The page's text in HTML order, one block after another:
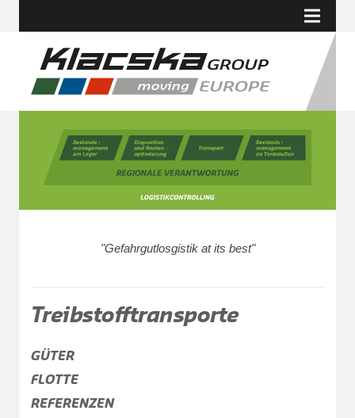
Startseite
Unternehmen
Dienstleistungen
Treibstofftransporte
Gastransporte
Lebensmitteltransporte
"Gefahrgutlosgistik at its best"
Treibstofftransporte
GÜTER
FLOTTE
REFERENZEN